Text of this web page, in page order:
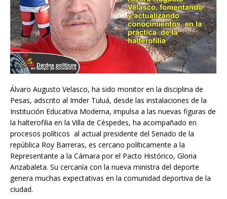
Álvaro Augusto Velasco, ha sido monitor en la disciplina de
Pesas, adscrito al Imder Tuluá, desde las instalaciones de la
Institución Educativa Moderna, impulsa a las nuevas figuras de
la halterofilia en la Villa de Céspedes, ha acompañado en
procesos políticos al actual presidente del Senado de la
república Roy Barreras, es cercano políticamente a la
Representante a la Cámara por el Pacto Histórico, Gloria
Arizabaleta. Su cercanía con la nueva ministra del deporte
genera muchas expectativas en la comunidad deportiva de la
ciudad.